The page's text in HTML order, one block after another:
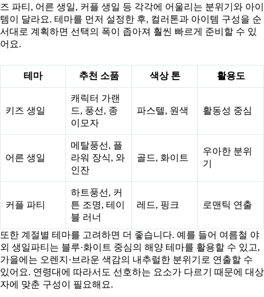
즈 파티, 어른 생일, 커플 생일 등 각각에 어울리는 분위기와 아이
템이 달라요. 테마를 먼저 설정한 후, 컬러톤과 아이템 구성을 순
서대로 계획하면 선택의 폭이 좁아져 훨씬 빠르게 준비할 수 있
어요.
테마 추천 소품 색상 톤 활용도
키즈 생일
캐릭터 가랜
드, 풍선, 종
이모자
파스텔, 원색 활동성 중심
어른 생일
메탈풍선, 플
라워 장식, 와
인잔
골드, 화이트
우아한 분위
기
커플 파티
하트풍선, 커
튼 조명, 테이
블 러너
레드, 핑크 로맨틱 연출
또한 계절별 테마를 고려하면 더 좋습니다. 예를 들어 여름철 야
외 생일파티는 블루·화이트 중심의 해양 테마를 활용할 수 있고,
가을에는 오렌지·브라운 색감의 내추럴한 분위기로 연출할 수
있어요. 연령대에 따라서도 선호하는 요소가 다르기 때문에 대상
자에 맞춘 구성이 필요해요.